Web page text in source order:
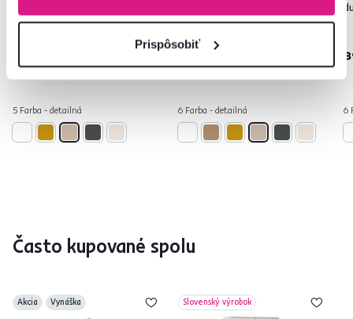
Prispôsobiť
5 Farba - detailná
99 €
6 Farba - detailná 6
Často kupované spolu
Akcia Vynáška Slovenský výrobok